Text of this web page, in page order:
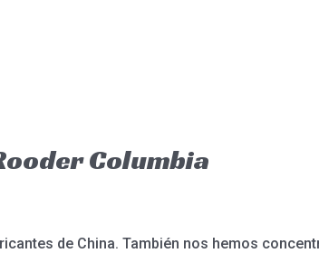
Columbia
de China. También nos hemos